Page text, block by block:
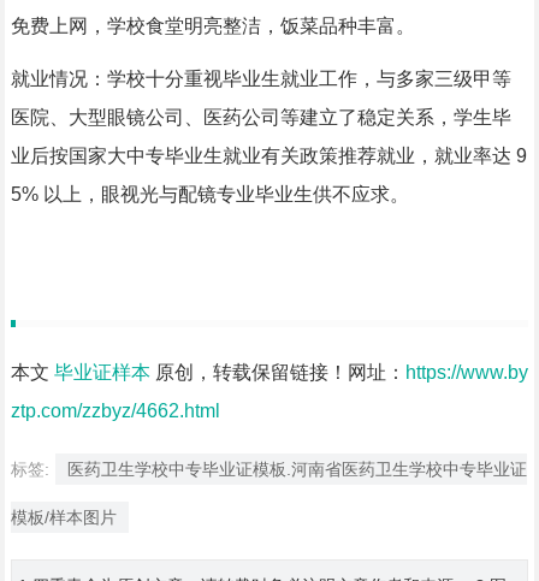
免费上网，学校食堂明亮整洁，饭菜品种丰富。
就业情况：学校十分重视毕业生就业工作，与多家三级甲等
医院、大型眼镜公司、医药公司等建立了稳定关系，学生毕
业后按国家大中专毕业生就业有关政策推荐就业，就业率达 9
5% 以上，眼视光与配镜专业毕业生供不应求。
本文 毕业证样本原创，转载保留链接！网址： https://www.by
ztp.com/zzbyz/4662.html
标签: 医药卫生学校中专毕业证模板.河南省医药卫生学校中专毕业证
模板/样本图片